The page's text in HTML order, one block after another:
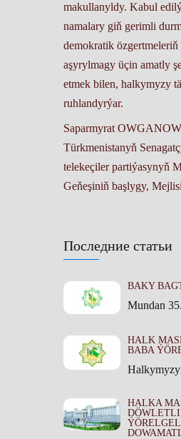
Последние статьи
BAKY
Mundan
HALK
BABA
HALKA
makullanyldy. Kabul
namalary giň gerimli
demokratik
aşyrylmagy üçin amatly
etmek bilen, halkymyzy
ruhlandyrýar.
Saparmyrat
Türkmenistanyň
telekeçiler partiýasynyň
Geňeşiniň başlygy,